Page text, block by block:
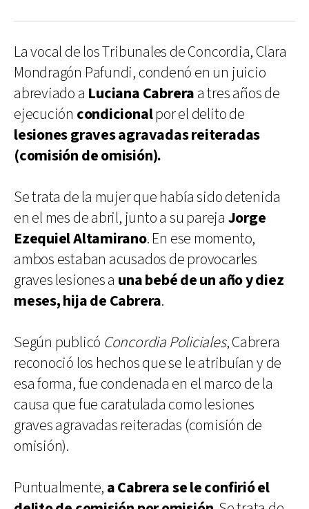
La vocal de los Tribunales de Concordia, Clara
Mondragón Pafundi, condenó en un juicio
abreviado a Luciana Cabrera a tres años de
ejecución condicionalpor el delito de
lesiones graves agravadas reiteradas
(comisión de omisión).
Se trata de la mujer que había sido detenida
en el mes de abril, junto a su pareja Jorge
Ezequiel Altamirano. En ese momento,
ambos estaban acusados de provocarles
graves lesiones a una bebé de un año y diez
meses, hija de Cabrera.
Según publicó Concordia Policiales, Cabrera
reconoció los hechos que se le atribuían y de
esa forma, fue condenada en el marco de la
causa que fue caratulada como lesiones
graves agravadas reiteradas (comisión de
omisión).
Puntualmente, a Cabrera se le confirió el